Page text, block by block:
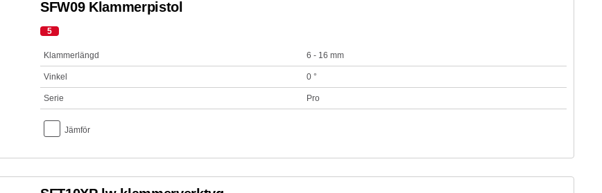
SFW09 Klammerpistol
5
Klammerlängd 6 - 16 mm
Vinkel 0 °
Serie Pro
Jämför